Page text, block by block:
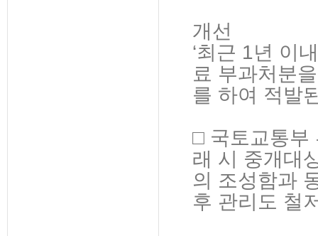
개선
‘최근 1년 이
료 부과처분
를 하여 적발
□ 국토교통부
래 시 중개대
의 조성함과
후 관리도 철